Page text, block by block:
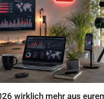
wirklich mehr aus